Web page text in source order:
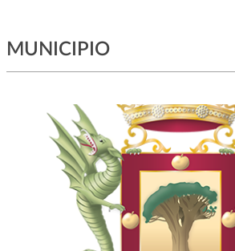
MUNICIPIO